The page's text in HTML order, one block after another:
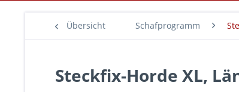
Übersicht Schafprogramm
Steckfix-Horde XL,